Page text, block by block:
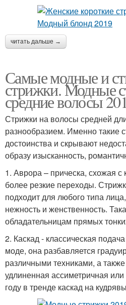
читать дальше →
Самые модные и
стрижки. Модные
средние волосы
Стрижки на волосы средней
разнообразием. Именно такие
достоинства и скрывают
образу изысканность,
1. Аврора – прическа, схожая с
более резкие переходы.
подходит для любого типа
нежность и женственность.
обладательницам прямых
2. Каскад - классическая
моде, она разбавляется
различными техниками, а
удлиненная ассиметричная
году в тренде каскад на